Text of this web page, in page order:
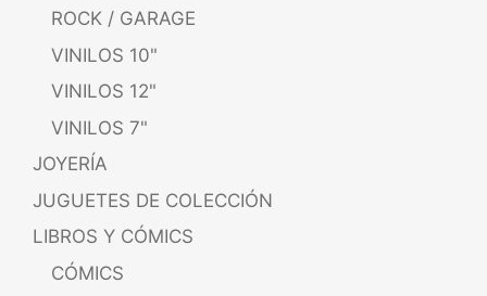
ROCK / GARAGE
VINILOS 10"
VINILOS 12"
VINILOS 7"
JOYERÍA
JUGUETES DE COLECCIÓN
LIBROS Y CÓMICS
CÓMICS